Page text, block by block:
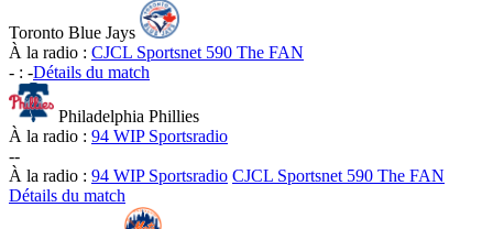
Toronto Blue Jays
À la radio : CJCL Sportsnet 590 The FAN
- : -Détails du match
Philadelphia Phillies
À la radio : 94 WIP Sportsradio
--
À la radio : 94 WIP Sportsradio CJCL Sportsnet 590 The FAN
Détails du match